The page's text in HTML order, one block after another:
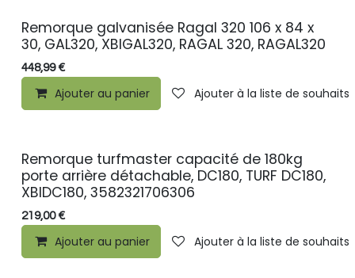
Remorque galvanisée Ragal 320 106 x 84 x
30, GAL320, XBIGAL320, RAGAL 320, RAGAL320
448,99€
Ajouter au panier Ajouter à la liste de souhaits
Remorque turfmaster capacité de 180kg
porte arrière détachable, DC180, TURF DC180,
XBIDC180, 3582321706306
219,00€
Ajouter au panier Ajouter à la liste de souhaits